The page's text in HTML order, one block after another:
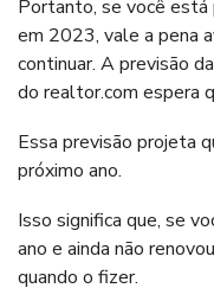
Portanto, se você está
em 2023, vale a pena
continuar. A previsão
do realtor.com espera
Essa previsão projeta
próximo ano.
Isso significa que, se
ano e ainda não
quando o fizer.